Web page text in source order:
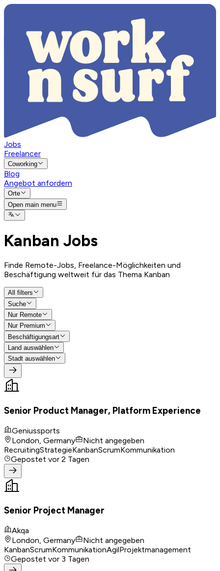
Jobs
Freelancer
Coworking
Blog
Angebot anfordern
Orte
Open main menu
Kanban Jobs
Finde Remote-Jobs, Freelance-Möglichkeiten und
Beschäftigung weltweit für das Thema Kanban
All filters
Suche
Nur Remote
Nur Premium
Beschäftigungsart
Land auswählen
Stadt auswählen
Senior Product Manager, Platform Experience
Geniussports
London, Germany
Nicht angegeben
RecruitingStrategieKanbanScrumKommunikation
Gepostet vor 2 Tagen
Senior Project Manager
Akqa
London, Germany
Nicht angegeben
KanbanScrumKommunikationAgilProjektmanagement
Gepostet vor 3 Tagen